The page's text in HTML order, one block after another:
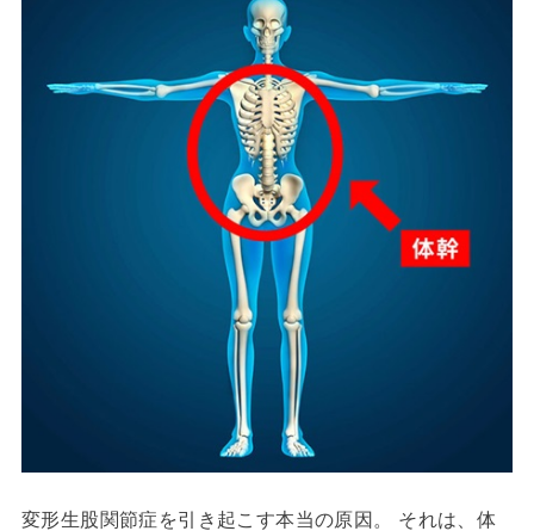
変形生股関節症を引き起こす本当の原因。 それは、体